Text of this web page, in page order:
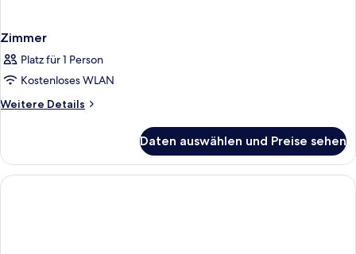
Zimmer
Platz für 1 Person
Kostenloses WLAN
Weitere Details
Weitere
Daten auswählen und Preise sehen